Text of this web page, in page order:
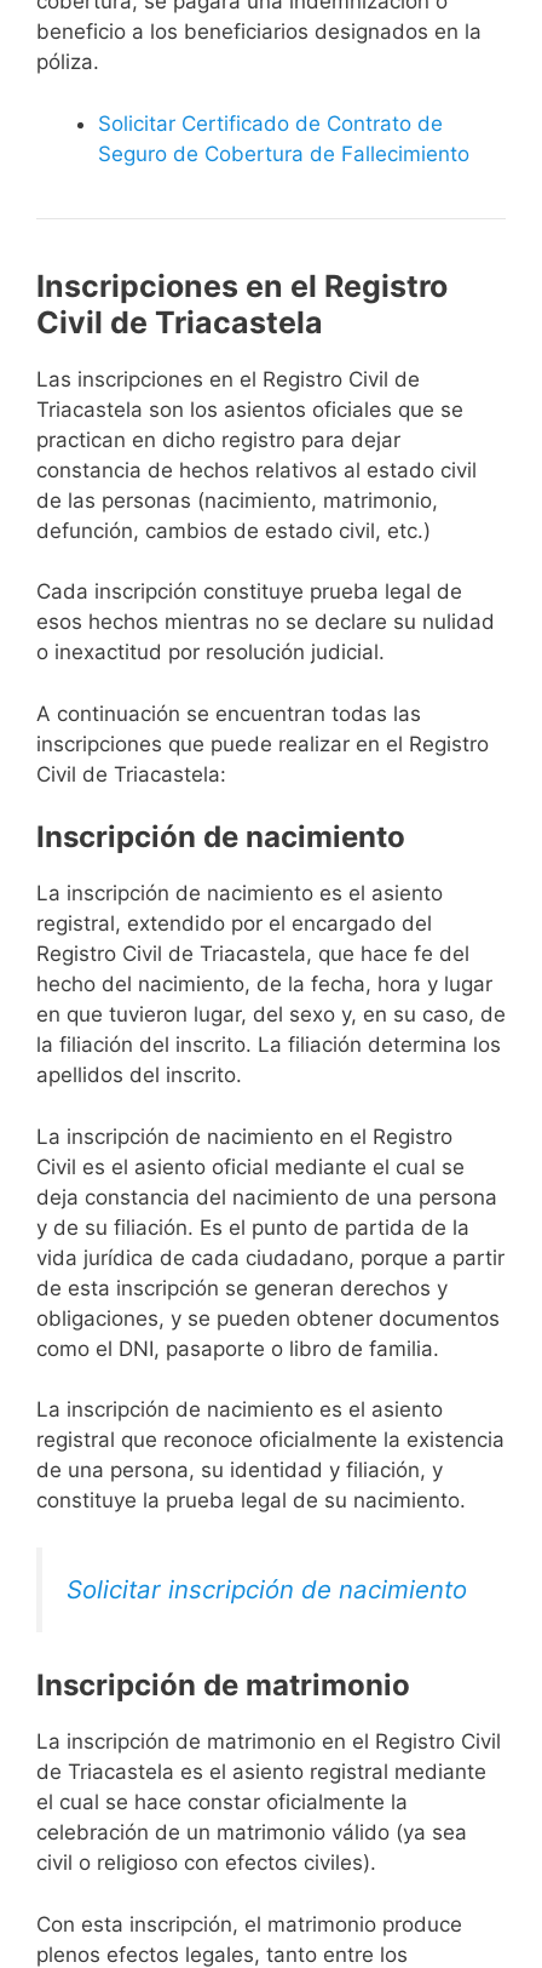
beneficio a los beneficiarios designados en la
póliza.
Solicitar Certificado de Contrato de
Seguro de Cobertura de Fallecimiento
Inscripciones en el Registro
Civil de Triacastela
Las inscripciones en el Registro Civil de
Triacastela son los asientos oficiales que se
practican en dicho registro para dejar
constancia de hechos relativos al estado civil
de las personas (nacimiento, matrimonio,
defunción, cambios de estado civil, etc.)
Cada inscripción constituye prueba legal de
esos hechos mientras no se declare su nulidad
o inexactitud por resolución judicial.
A continuación se encuentran todas las
inscripciones que puede realizar en el Registro
Civil de Triacastela:
Inscripción de nacimiento
La inscripción de nacimiento es el asiento
registral, extendido por el encargado del
Registro Civil de Triacastela, que hace fe del
hecho del nacimiento, de la fecha, hora y lugar
en que tuvieron lugar, del sexo y, en su caso, de
la filiación del inscrito. La filiación determina los
apellidos del inscrito.
La inscripción de nacimiento en el Registro
Civil es el asiento oficial mediante el cual se
deja constancia del nacimiento de una persona
y de su filiación. Es el punto de partida de la
vida jurídica de cada ciudadano, porque a partir
de esta inscripción se generan derechos y
obligaciones, y se pueden obtener documentos
como el DNI, pasaporte o libro de familia.
La inscripción de nacimiento es el asiento
registral que reconoce oficialmente la existencia
de una persona, su identidad y filiación, y
constituye la prueba legal de su nacimiento.
Solicitar inscripción de nacimiento
Inscripción de matrimonio
La inscripción de matrimonio en el Registro Civil
de Triacastela es el asiento registral mediante
el cual se hace constar oficialmente la
celebración de un matrimonio válido (ya sea
civil o religioso con efectos civiles).
Con esta inscripción, el matrimonio produce
plenos efectos legales, tanto entre los